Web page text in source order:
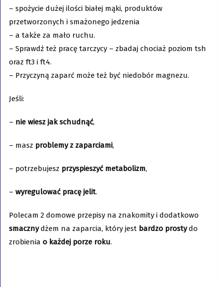
– spożycie dużej ilości białej mąki, produktów
przetworzonych i smażonego jedzenia
– a także za mało ruchu.
– Sprawdź też pracę tarczycy – zbadaj chociaż poziom tsh
oraz ft3 i ft4.
– Przyczyną zaparć może też być niedobór magnezu.
Jeśli:
– nie wiesz jak schudnąć,
– masz problemy z zaparciami,
– potrzebujesz przyspieszyć metabolizm,
– wyregulować pracę jelit.
Polecam 2 domowe przepisy na znakomity i dodatkowo
smacznydżem na zaparcia, który jest bardzo prostydo
zrobienia o każdej porze roku.